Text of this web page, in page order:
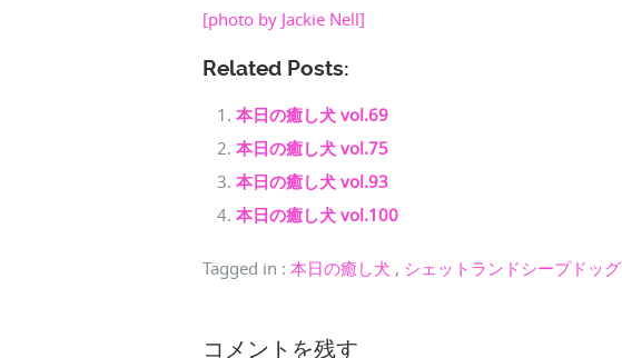
[photo by Jackie Nell]
Related Posts:
本日の癒し犬 vol.69
本日の癒し犬 vol.75
本日の癒し犬 vol.93
本日の癒し犬 vol.100
Tagged in : 本日の癒し犬 , シェットランドシープドッグ
コメントを残す